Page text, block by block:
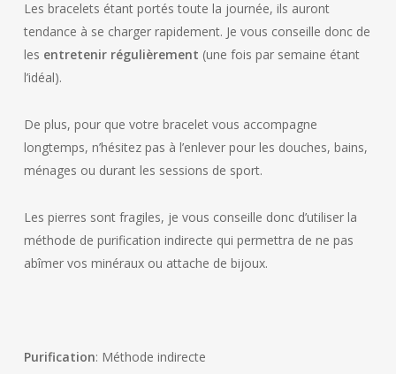
Les bracelets étant portés toute la journée, ils auront
tendance à se charger rapidement. Je vous conseille donc de
les entretenir régulièrement (une fois par semaine étant
l’idéal).
De plus, pour que votre bracelet vous accompagne
longtemps, n’hésitez pas à l’enlever pour les douches, bains,
ménages ou durant les sessions de sport.
Les pierres sont fragiles, je vous conseille donc d’utiliser la
méthode de purification indirecte qui permettra de ne pas
abîmer vos minéraux ou attache de bijoux.
Purification: Méthode indirecte